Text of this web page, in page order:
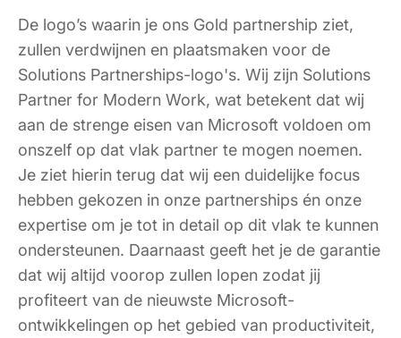
De logo’s waarin je ons Gold partnership ziet,
zullen verdwijnen en plaatsmaken voor de
Solutions Partnerships-logo's. Wij zijn Solutions
Partner for Modern Work, wat betekent dat wij
aan de strenge eisen van Microsoft voldoen om
onszelf op dat vlak partner te mogen noemen.
Je ziet hierin terug dat wij een duidelijke focus
hebben gekozen in onze partnerships én onze
expertise om je tot in detail op dit vlak te kunnen
ondersteunen. Daarnaast geeft het je de garantie
dat wij altijd voorop zullen lopen zodat jij
profiteert van de nieuwste Microsoft-
ontwikkelingen op het gebied van productiviteit,